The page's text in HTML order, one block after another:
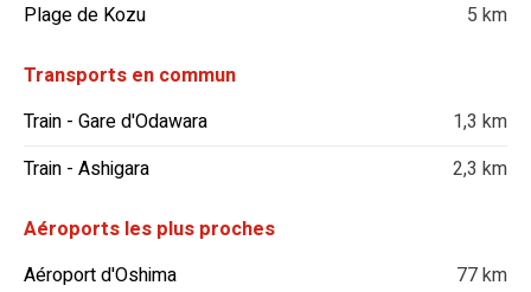
Plage de Kozu
5 km
Transports en commun
Train - Gare d'Odawara
1,3 km
Train - Ashigara
2,3 km
Aéroports les plus proches
Aéroport d'Oshima
77 km